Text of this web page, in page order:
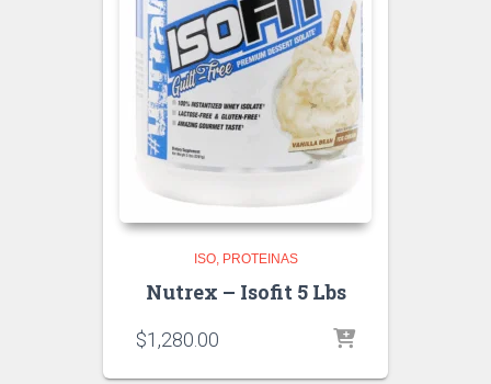
ISO PROTEINAS
Nutrex – Isofit 5 Lbs
$1,280.00